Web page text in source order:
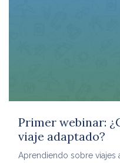
Primer webinar:
viaje adaptado?
Aprendiendo sobre viajes